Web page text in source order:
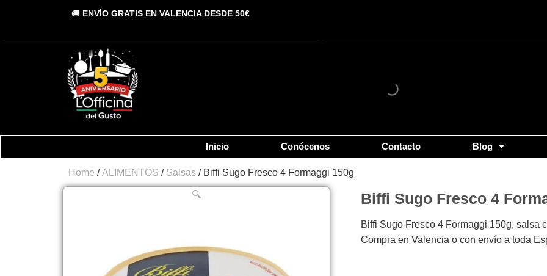
🚚 ENVÍO GRATIS EN VALENCIA DESDE 50€
Inicio Conócenos Contacto Blog
Home /ALIMENTOS / Salsas / Biffi Sugo Fresco 4 Formaggi 150g
🔍 Biffi Sugo Fresco 4
Biffi Sugo Fresco 4 Formaggi 150g, salsa
Compra en Valencia o con envío a toda